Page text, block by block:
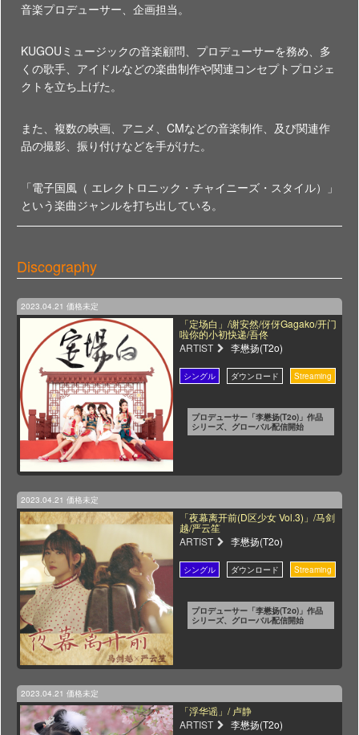
音楽プロデューサー、企画担当。
KUGOUミュージックの音楽顧問、プロデューサーを務め、多
くの歌手、アイドルなどの楽曲制作や関連コンセプトプロジェ
クトを立ち上げた。
また、複数の映画、アニメ、CMなどの音楽制作、及び関連作
品の撮影、振り付けなどを手がけた。
「電子国風（ エレクトロニック・チャイニーズ・スタイル）」
という楽曲ジャンルを打ち出している。
Discography
2023.04.21 価格未定
「定场白」/谢安然/伢伢Gagako/开门
啦你的小初快递/吾佟
ARTIST
李懋扬(T2o)
プロデューサー「李懋扬(T2o)」作品
シリーズ、グローバル配信開始
2023.04.21 価格未定
「夜幕离开前(D区少女 Vol.3)」/马剑
越/严云笙
ARTIST
李懋扬(T2o)
プロデューサー「李懋扬(T2o)」作品
シリーズ、グローバル配信開始
2023.04.21 価格未定
「浮华谣」/ 卢静
ARTIST
李懋扬(T2o)